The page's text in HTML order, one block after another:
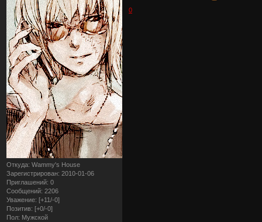
Откуда: Wammy's House
Зарегистрирован: 2010-01-06
Приглашений: 0
Сообщений: 2206
Уважение: [+11/-0]
Позитив: [+0/-0]
Пол: Мужской
0